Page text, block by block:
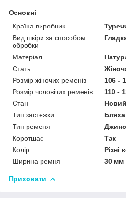
Основні
Країна виробник
Вид шкіри за способом
обробки
Матеріал
Стать
Розмір жіночих ременів
106 -
Розмір чоловічих ременів
110 -
Стан
Новий
Тип застежки
Бляха
Тип ременя
Коротшає
Так
Колір
Різні
Ширина ремня
30 мм
Приховати